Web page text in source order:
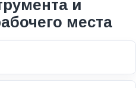
и
места